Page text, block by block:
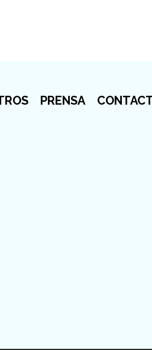
PRENSA